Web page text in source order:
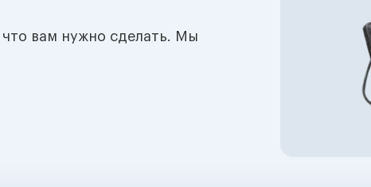
вам нужно сделать. Мы